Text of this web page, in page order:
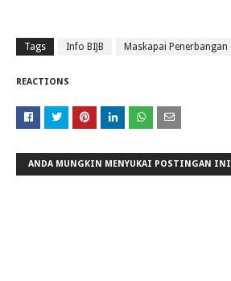
Tags Info BIJB Maskapai Penerbangan
REACTIONS
ANDA MUNGKIN MENYUKAI POSTINGAN INI